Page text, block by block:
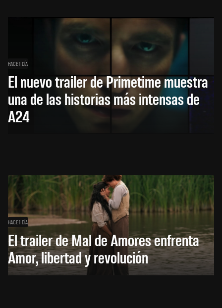
HACE 1 DÍA
El nuevo trailer de Primetime muestra
una de las historias más intensas de
A24
HACE 1 DÍA
El trailer de Mal de Amores enfrenta
Amor, libertad y revolución